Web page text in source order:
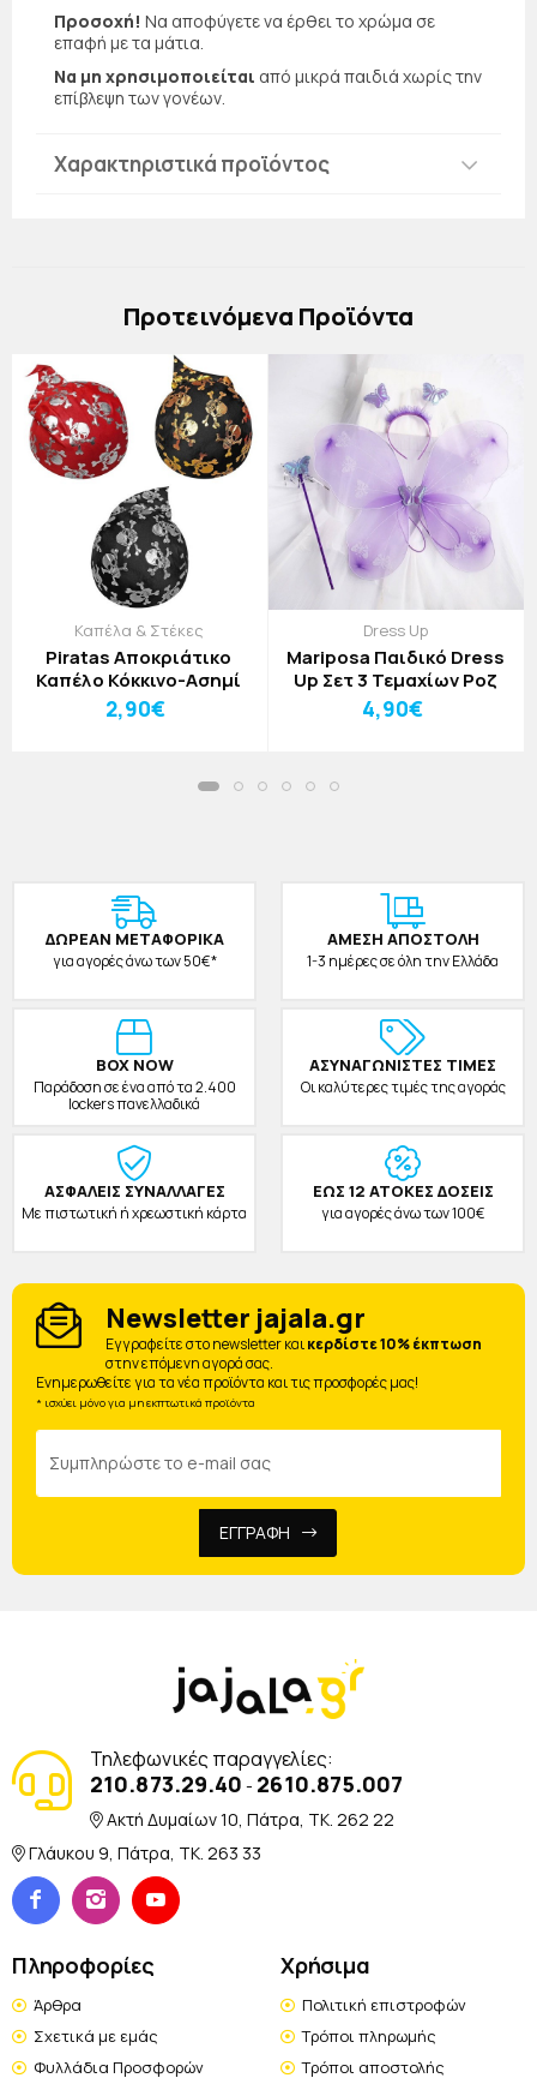
Προσοχή! Να αποφύγετε να έρθει το χρώμα σε
επαφή με τα μάτια.
Να μη χρησιμοποιείται από μικρά παιδιά χωρίς την
επίβλεψη των γονέων.
Χαρακτηριστικά προϊόντος
Πρoτεινόμενα Προϊόντα
Καπέλα & Στέκες
Piratas Αποκριάτικο
Καπέλο Κόκκινο-Ασημί
2,90€
Dress Up
Mariposa Παιδικό Dress
Up Σετ 3 Τεμαχίων Ροζ
4,90€
ΔΩΡΕAΝ ΜΕΤΑΦΟΡΙΚΑ
για αγορές άνω των 50€*
ΑΜΕΣΗ ΑΠΟΣΤΟΛΗ
1-3 ημέρες σε όλη την Ελλάδα
BOX NOW
Παράδοση σε ένα από τα 2.400
lockers πανελλαδικά
ΑΣΥΝΑΓΩΝΙΣΤΕΣ ΤΙΜΕΣ
Οι καλύτερες τιμές της αγοράς
ΑΣΦΑΛΕΙΣ ΣΥΝΑΛΛΑΓΕΣ
Με πιστωτική ή χρεωστική κάρτα
ΕΩΣ 12 ΑΤΟΚΕΣ ΔΟΣΕΙΣ
για αγορές άνω των 100€
Newsletter jajala.gr
Eγγραφείτε στο newsletter καικερδίστε 10% έκπτωση
στην επόμενη αγορά σας.
Ενημερωθείτε για τα νέα προϊόντα και τις προσφορές μας!
* ισχύει μόνο για μη εκπτωτικά προϊόντα
ΕΓΓΡΑΦΗ
Τηλεφωνικές παραγγελίες:
210.873.29.40 - 2610.875.007
Ακτή Δυμαίων 10, Πάτρα, TK. 262 22
Γλάυκου 9, Πάτρα, TK. 263 33
Πληροφορίες
Άρθρα
Σχετικά με εμάς
Φυλλάδια Προσφορών
Χρήσιμα
Πολιτική επιστροφών
Τρόποι πληρωμής
Τρόποι αποστολής